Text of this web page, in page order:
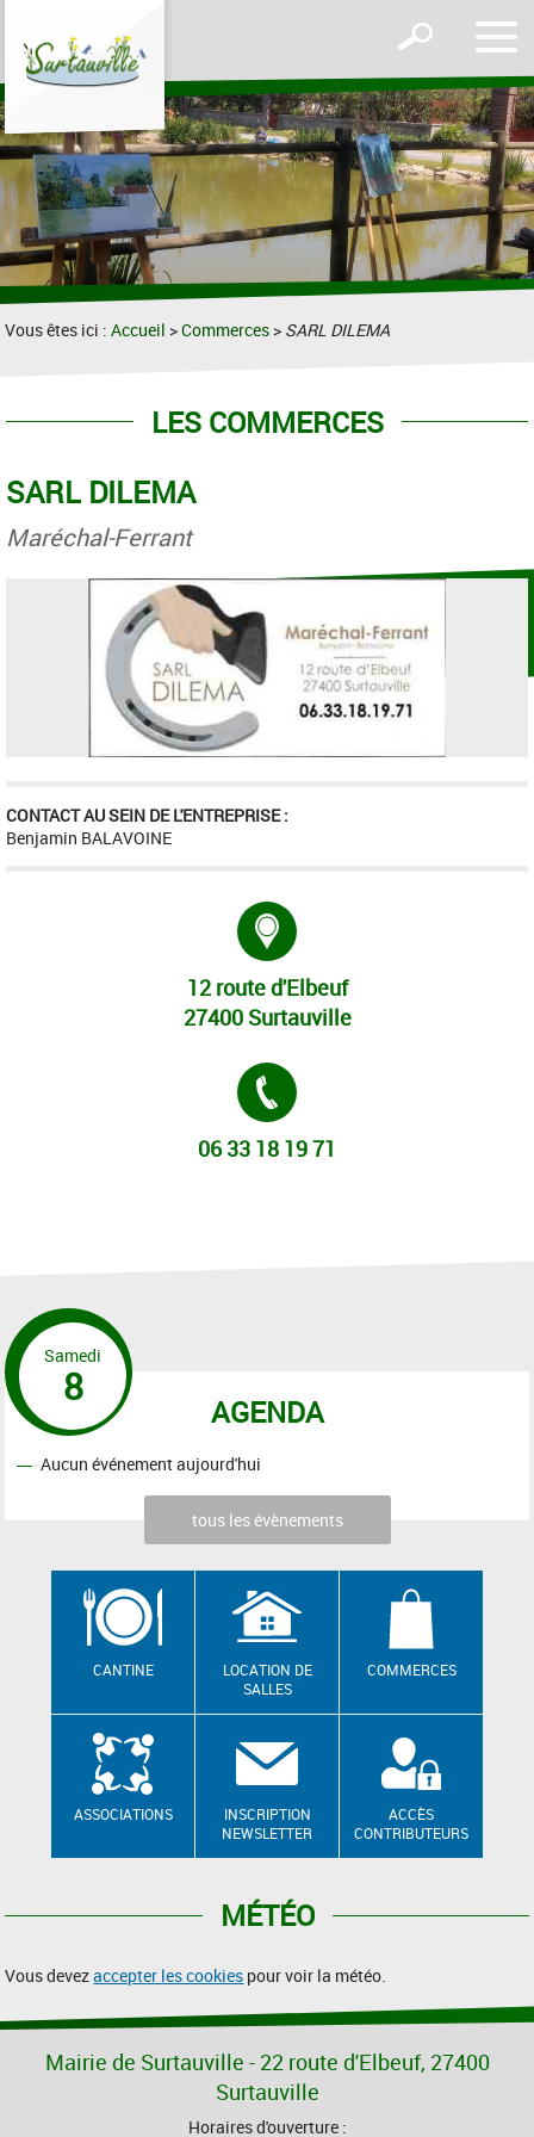
le
Afficher
formulaire
de
recherche
Vous êtes ici :Accueil >Commerces > SARL DILEMA
LES COMMERCES
SARL DILEMA
Maréchal-Ferrant
CONTACT AU SEIN DE L'ENTREPRISE :
Benjamin BALAVOINE
12 route d'Elbeuf
27400 Surtauville
06 33 18 19 71
AGENDA
Samedi
8
Aucun événement aujourd'hui
tous les évènements
CANTINE
LOCATION DE
SALLES
COMMERCES
ASSOCIATIONS
INSCRIPTION
NEWSLETTER
ACCÈS
CONTRIBUTEURS
MÉTÉO
Vous devezaccepter les cookies pour voir la météo.
Mairie de Surtauville - 22 route d'Elbeuf, 27400
Surtauville
Horaires d'ouverture :